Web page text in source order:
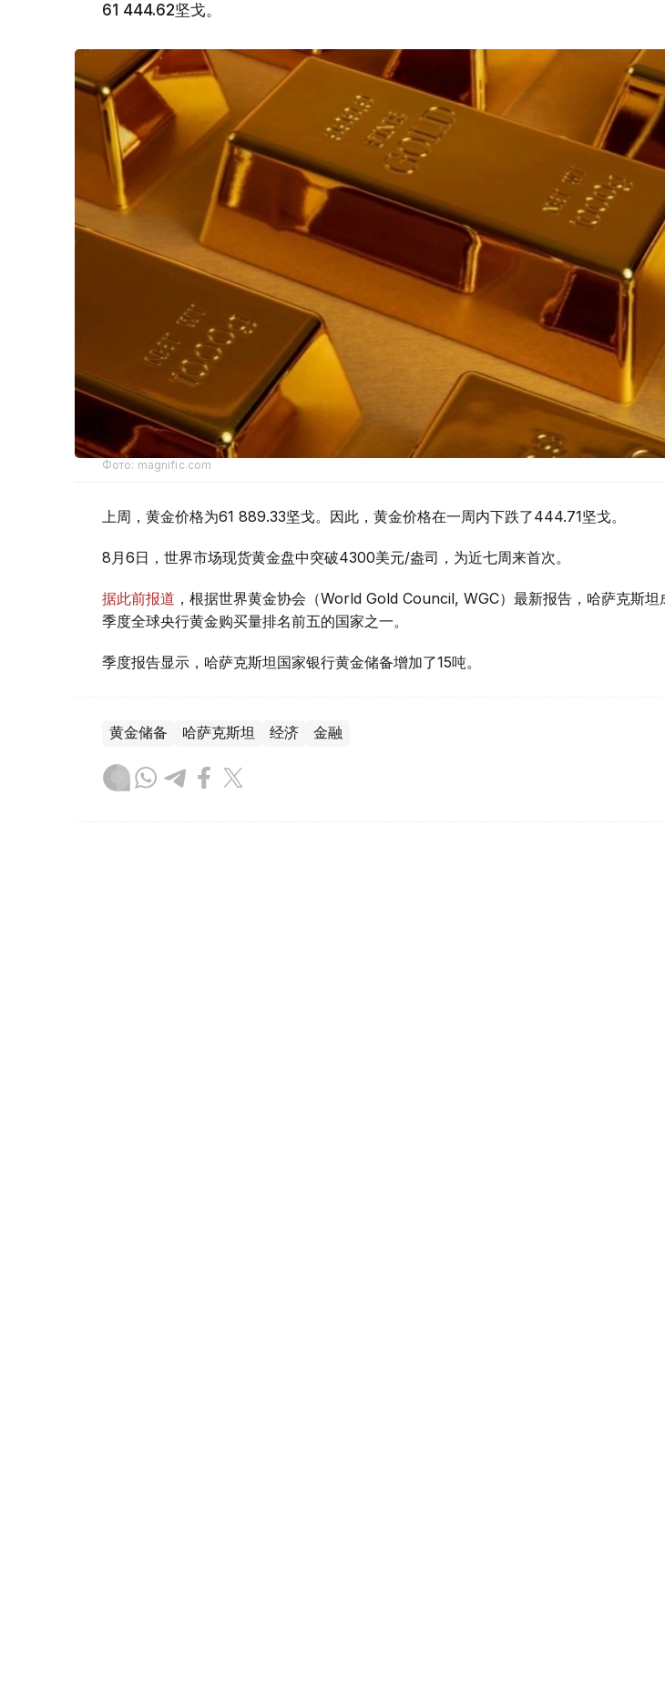
61 444.62坚戈。
Фото: magnific.com
上周，黄金价格为61 889.33坚戈。因此，黄金价格在一周内下跌了444.71坚戈。
8月6日，世界市场现货黄金盘中突破4300美元/盎司，为近七周来首次。
据此前报道 ，根据世界黄金协会（World Gold Council, WGC）最新报告，哈萨克斯坦
季度全球央行黄金购买量排名前五的国家之一。
季度报告显示，哈萨克斯坦国家银行黄金储备增加了15吨。
黄金储备 哈萨克斯坦 经济 金融